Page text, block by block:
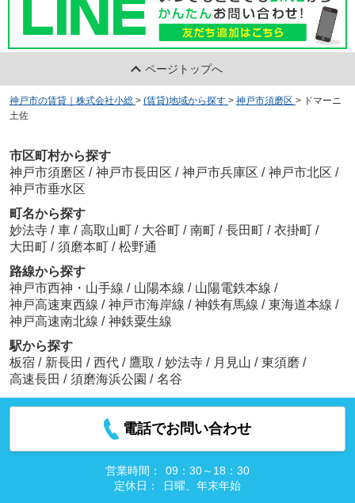
ページトップへ
神戸市の賃貸｜株式会社小総 > (賃貸)地域から探す > 神戸市須磨区 > ドマーニ
土佐
市区町村から探す
神戸市須磨区 / 神戸市長田区 / 神戸市兵庫区 / 神戸市北区 /
神戸市垂水区
町名から探す
妙法寺 / 車 / 高取山町 / 大谷町 / 南町 / 長田町 / 衣掛町 /
大田町 / 須磨本町 / 松野通
路線から探す
神戸市西神・山手線 / 山陽本線 / 山陽電鉄本線 /
神戸高速東西線 / 神戸市海岸線 / 神鉄有馬線 / 東海道本線 /
神戸高速南北線 / 神鉄粟生線
駅から探す
板宿 / 新長田 / 西代 / 鷹取 / 妙法寺 / 月見山 / 東須磨 /
高速長田 / 須磨海浜公園 / 名谷
電話でお問い合わせ
営業時間：
09：30～18：30
定休日：
日曜、年末年始